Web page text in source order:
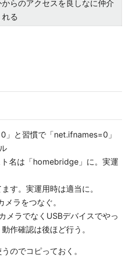
からのアクセスを良しなに仲介
れる
」と習慣で「net.ifnames=0」
名は「homebridge」に。実運
す。実運用時は適当に。
ラをつなぐ。
メラでなくUSBデバイスでやっ
作確認は後ほど行う。
のでコピっておく。